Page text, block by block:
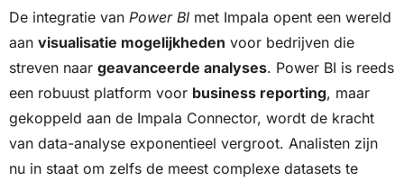
De integratie van Power BI met Impala opent een wereld
aan visualisatie mogelijkheden voor bedrijven die
streven naar geavanceerde analyses. Power BI is reeds
een robuust platform voor business reporting, maar
gekoppeld aan de Impala Connector, wordt de kracht
van data-analyse exponentieel vergroot. Analisten zijn
nu in staat om zelfs de meest complexe datasets te